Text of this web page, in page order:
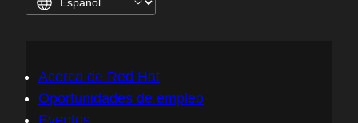
Acerca de Red Hat
Oportunidades de empleo
Eventos